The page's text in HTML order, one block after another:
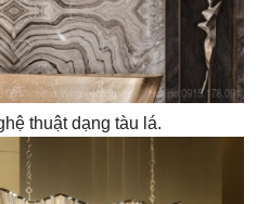
thuật dạng tàu lá.